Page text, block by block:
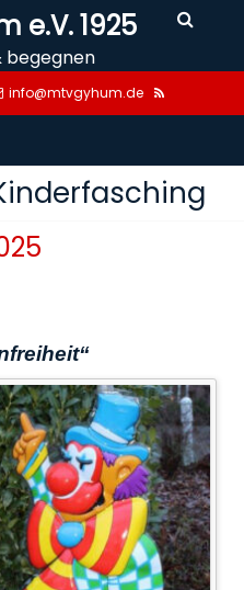
e.V. 1925
begegnen
info@mtvgyhum.de